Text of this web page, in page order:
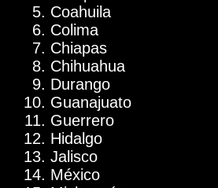
Coahuila
Colima
Chiapas
Chihuahua
Durango
Guanajuato
Guerrero
Hidalgo
Jalisco
México